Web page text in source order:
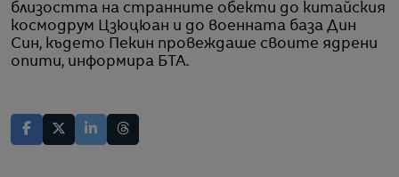
близостта на странните обекти до китайския
космодрум Цзюцюан и до военната база Дин
Син, където Пекин провеждаше своите ядрени
опити, информира БТА.